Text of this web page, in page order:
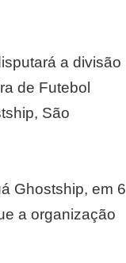
a divisão
de Futebol
São
Ghostship, em 6
a organização